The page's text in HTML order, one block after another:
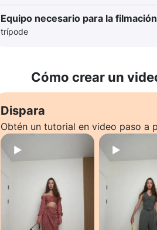
Equipo necesario para la
trípode
Cómo crear un
Dispara
Obtén un tutorial en video paso a